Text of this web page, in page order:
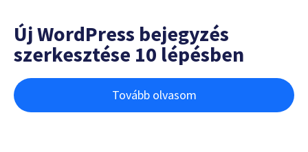
Új WordPress bejegyzés
szerkesztése 10 lépésben
Tovább olvasom